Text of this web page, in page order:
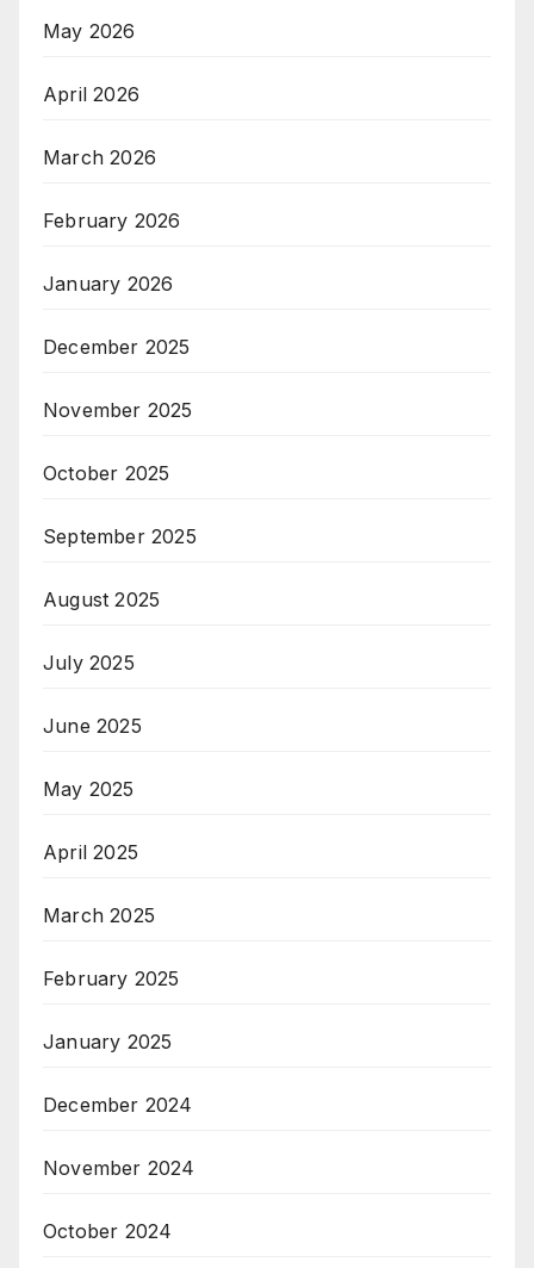
May 2026
April 2026
March 2026
February 2026
January 2026
December 2025
November 2025
October 2025
September 2025
August 2025
July 2025
June 2025
May 2025
April 2025
March 2025
February 2025
January 2025
December 2024
November 2024
October 2024